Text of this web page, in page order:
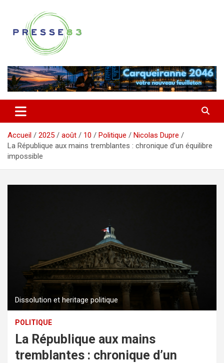
contenu
Presse 83
Accueil 2025 août 10 Politique
Nicolas Dupre
La République aux mains tremblantes : chronique d’un équilibre
impossible
Dissolution et heritage politique
POLITIQUE
La République aux mains
tremblantes : chronique d’un